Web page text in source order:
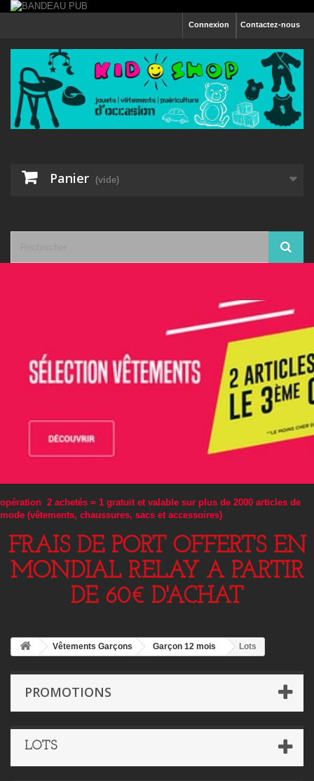
Contactez-nous
Connexion
Panier (vide)
opération 2 achetés = 1 gratuit et valable sur plus de 2000 articles de
mode (vêtements, chaussures, sacs et accessoires)
FRAIS DE PORT OFFERTS EN
MONDIAL RELAY A PARTIR
DE 60€ D'ACHAT
Vêtements Garçons Garçon 12 mois Lots
PROMOTIONS
LOTS